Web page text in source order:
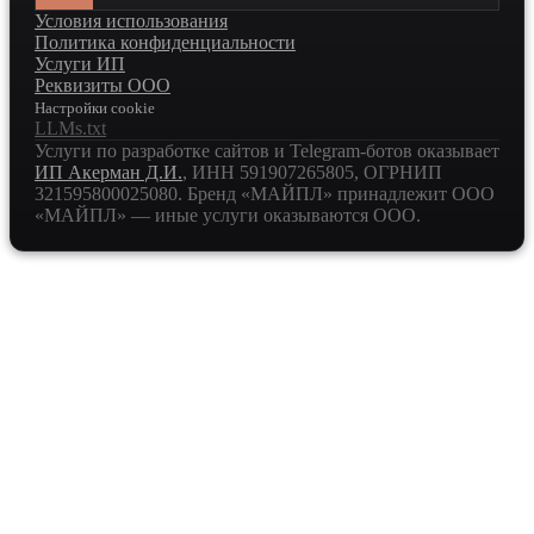
Условия использования
Политика конфиденциальности
Услуги ИП
Реквизиты ООО
Настройки cookie
LLMs.txt
Услуги по разработке сайтов и Telegram-ботов оказывает
ИП Акерман Д.И., ИНН 591907265805, ОГРНИП
321595800025080. Бренд «МАЙПЛ» принадлежит ООО
«МАЙПЛ» — иные услуги оказываются ООО.